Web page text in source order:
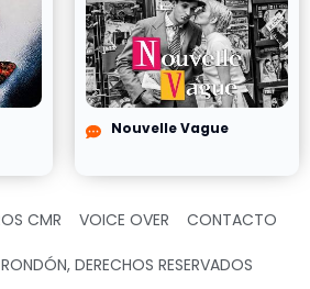
Nouvelle Vague
CMR VOICE OVER CONTACTO
DERECHOS RESERVADOS